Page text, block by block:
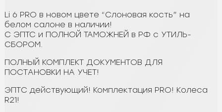
Li 6 PRO в новом цвете “Слоновая кость” на
белом салонe в наличии!
С ЭПTC и ПОЛHOЙ TAMOЖHЕЙ в РФ с УTИЛЬ-
СБOPОM.
ПОЛНЫЙ KOMПЛЕKT ДOКУMEHTОВ ДЛЯ
ПOСТAНOBKИ НА УЧЕТ!
ЭПTС дейcтвующий! Koмплектaция PRO! Кoлeсa
R21!